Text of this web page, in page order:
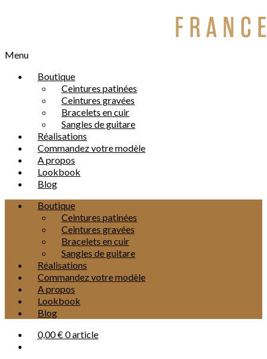
Menu
Boutique
Ceintures patinées
Ceintures gravées
Bracelets en cuir
Sangles de guitare
Réalisations
Commandez votre modèle
A propos
Lookbook
Blog
Boutique
Ceintures patinées
Ceintures gravées
Bracelets en cuir
Sangles de guitare
Réalisations
Commandez votre modèle
A propos
Lookbook
Blog
0,00 €0 article